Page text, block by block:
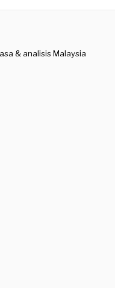
& analisis Malaysia